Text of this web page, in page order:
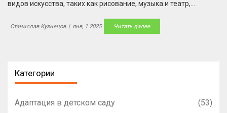
видов искусства, таких как рисование, музыка и театр,
свои эмоции. Открытие новых горизонтов через творчество
способствует развитию социального интеллекта и эмпатии,
глубокому эмоциональному пониманию себя и окружающих.
Станислав Кузнецов | янв, 1 2025 Читать далее
Категории
Адаптация в детском саду
(53)